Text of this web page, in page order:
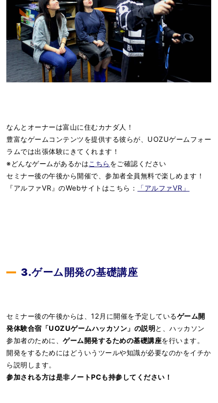
なんとオーナーは富山に住むカナダ人！
豊富なゲームコンテンツを提供する彼らが、UOZUゲームフォー
ラムでは出張体験にきてくれます！
※どんなゲームがあるかはこちら をご確認ください
セミナー後の午後から開催で、参加者全員無料で楽しめます！
『アルファVR』のWebサイトはこちら：
「アルファVR」
3.ゲーム開発の基礎講座
セミナー後の午後からは、12月に開催を予定しているゲーム開
発体験合宿「UOZUゲームハッカソン」の説明と、ハッカソン
参加者のために、ゲーム開発するための基礎講座を行います。
開発をするためにはどういうツールや知識が必要なのかをイチか
ら説明します。
参加される方は是非ノートPCも持参してください！